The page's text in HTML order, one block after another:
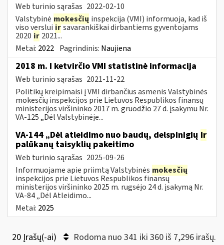
Web turinio sąrašas 2022-02-10
Valstybinė mokesčių inspekcija (VMI) informuoja, kad iš
viso versluiirsavarankiškai dirbantiems gyventojams
2020 ir 2021...
Metai: 2022 Pagrindinis: Naujiena
2018 m. I ketvirčio VMI statistinė informacija
Web turinio sąrašas 2021-11-22
Politikų kreipimaisi į VMI dirbančius asmenis Valstybinės
mokesčių inspekcijos prie Lietuvos Respublikos finansų
ministerijos viršininko 2017 m. gruodžio 27 d. įsakymu Nr.
VA-125 „Dėl Valstybinėje...
VA-144 „Dėl atleidimo nuo baudų, delspinigių ir
palūkanų taisyklių pakeitimo
Web turinio sąrašas 2025-09-26
Informuojame apie priimtą Valstybinės mokesčių
inspekcijos prie Lietuvos Respublikos finansų
ministerijos viršininko 2025 m. rugsėjo 24 d. įsakymą Nr.
VA-84 „Dėl Atleidimo...
Metai: 2025
20 Įrašų(-ai) Rodoma nuo 341 iki 360 iš 7,296 irašų.